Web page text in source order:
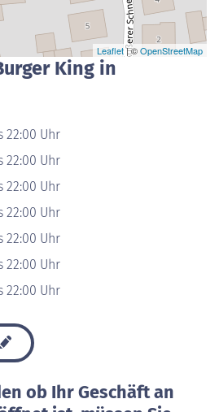
Leaflet| ©OpenStreetMap
King in
22:00 Uhr
22:00 Uhr
22:00 Uhr
22:00 Uhr
22:00 Uhr
22:00 Uhr
22:00 Uhr
ob Ihr Geschäft an